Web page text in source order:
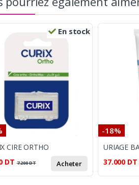
En stock
CIRE ORTHO
DT 7.200DT Acheter
-18%
37.000 DT